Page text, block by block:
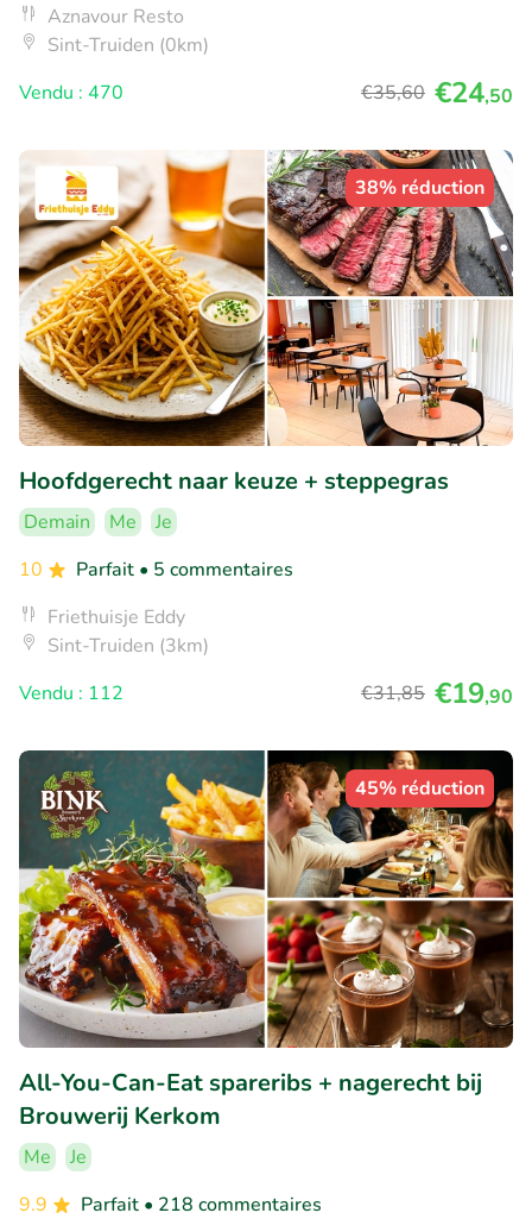
Aznavour Resto
Sint-Truiden (0km)
Vendu : 470
€35,60 €24,50
38% réduction
Hoofdgerecht naar keuze + steppegras
Demain Me
Je
10
Parfait • 5 commentaires
Friethuisje Eddy
Sint-Truiden (3km)
Vendu : 112
€31,85 €19,90
45% réduction
All-You-Can-Eat spareribs + nagerecht bij
Brouwerij Kerkom
Me
Je
9.9
Parfait • 218 commentaires